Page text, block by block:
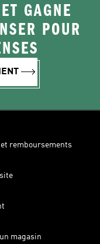
GAGNE
POUR
et remboursements
un magasin